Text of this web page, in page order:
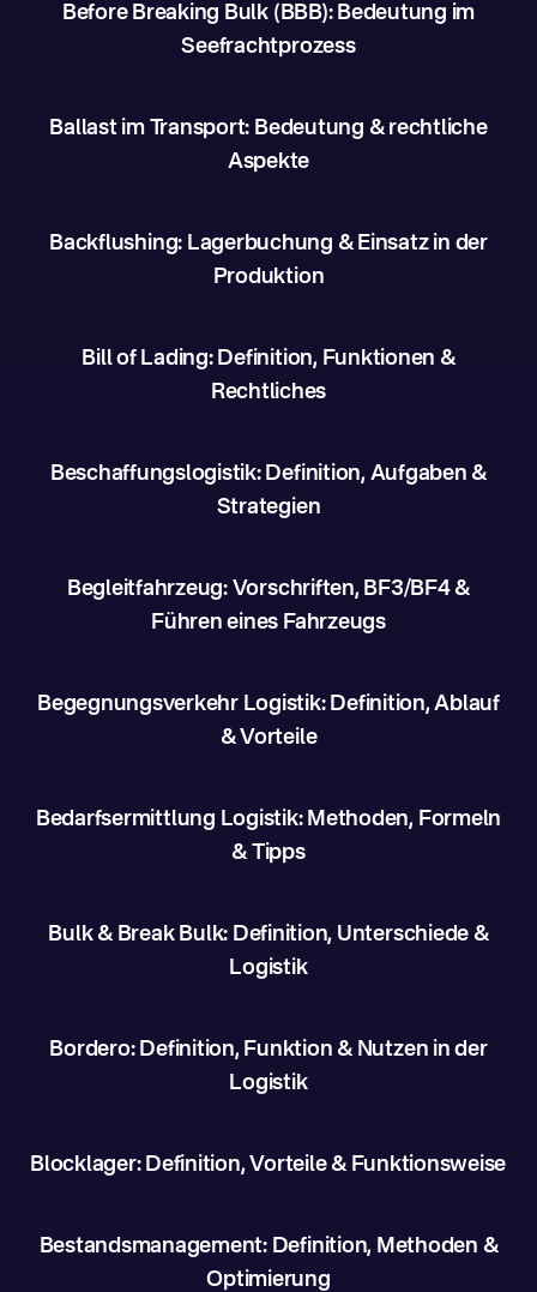
Before Breaking Bulk (BBB): Bedeutung im
Seefrachtprozess
Ballast im Transport: Bedeutung & rechtliche
Aspekte
Backflushing: Lagerbuchung & Einsatz in der
Produktion
Bill of Lading: Definition, Funktionen &
Rechtliches
Beschaffungslogistik: Definition, Aufgaben &
Strategien
Begleitfahrzeug: Vorschriften, BF3/BF4 &
Führen eines Fahrzeugs
Begegnungsverkehr Logistik: Definition, Ablauf
& Vorteile
Bedarfsermittlung Logistik: Methoden, Formeln
& Tipps
Bulk & Break Bulk: Definition, Unterschiede &
Logistik
Bordero: Definition, Funktion & Nutzen in der
Logistik
Blocklager: Definition, Vorteile & Funktionsweise
Bestandsmanagement: Definition, Methoden &
Optimierung